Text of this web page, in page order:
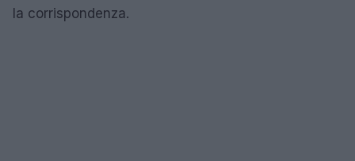
la corrispondenza.